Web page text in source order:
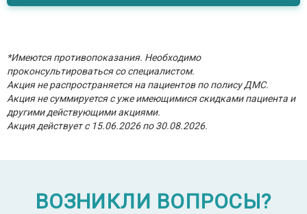
*Имеются противопоказания. Необходимо
проконсультироваться со специалистом.
Акция не распространяется на пациентов по полису ДМС.
Акция не суммируется с уже имеющимися скидками пациента и
другими действующими акциями.
Акция действует с 15.06.2026 по 30.08.2026.
ВОЗНИКЛИ ВОПРОСЫ?